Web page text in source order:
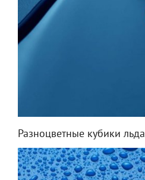
Разноцветные кубики льда